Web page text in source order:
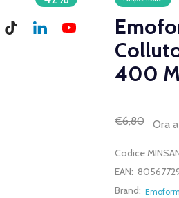
400
€6,80 Ora
Codice
EAN:
Brand: Emoform